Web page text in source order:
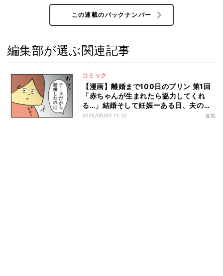
この連載のバックナンバー
編集部が選ぶ関連記事
コミック
【漫画】離婚まで100日のプリン 第1回
「赤ちゃんが生まれたら協力してくれ
る…」結婚そして妊娠ーある日、夫の本
性が見えた
2025/06/02 11:10 連載